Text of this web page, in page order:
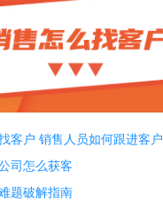
客户 销售人员如何跟进客户
司怎么获客
题破解指南